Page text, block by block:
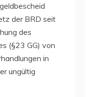
der BRD seit
des
(§23 GG) von
in
ungültig